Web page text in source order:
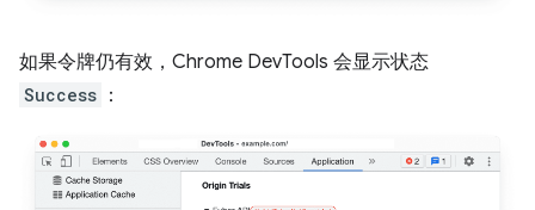
如果令牌仍有效，Chrome DevTools 会显示状态
Success ：